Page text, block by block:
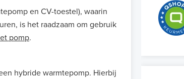
en CV-toestel), waarin
is het raadzaam om gebruik
pomp.
hybride warmtepomp. Hierbij